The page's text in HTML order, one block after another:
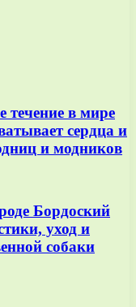
течение в мире
сердца и
и модников
Бордоский
уход и
собаки